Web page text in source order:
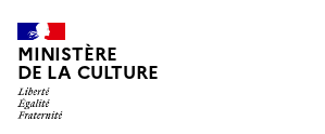
MINISTÈRE
DE LA CULTURE